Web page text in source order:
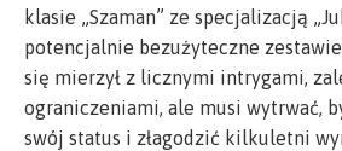
klasie „Szaman” ze specjalizacją
potencjalnie bezużyteczne
się mierzył z licznymi intrygami,
ograniczeniami, ale musi wytrwać,
swój status i złagodzić kilkuletni